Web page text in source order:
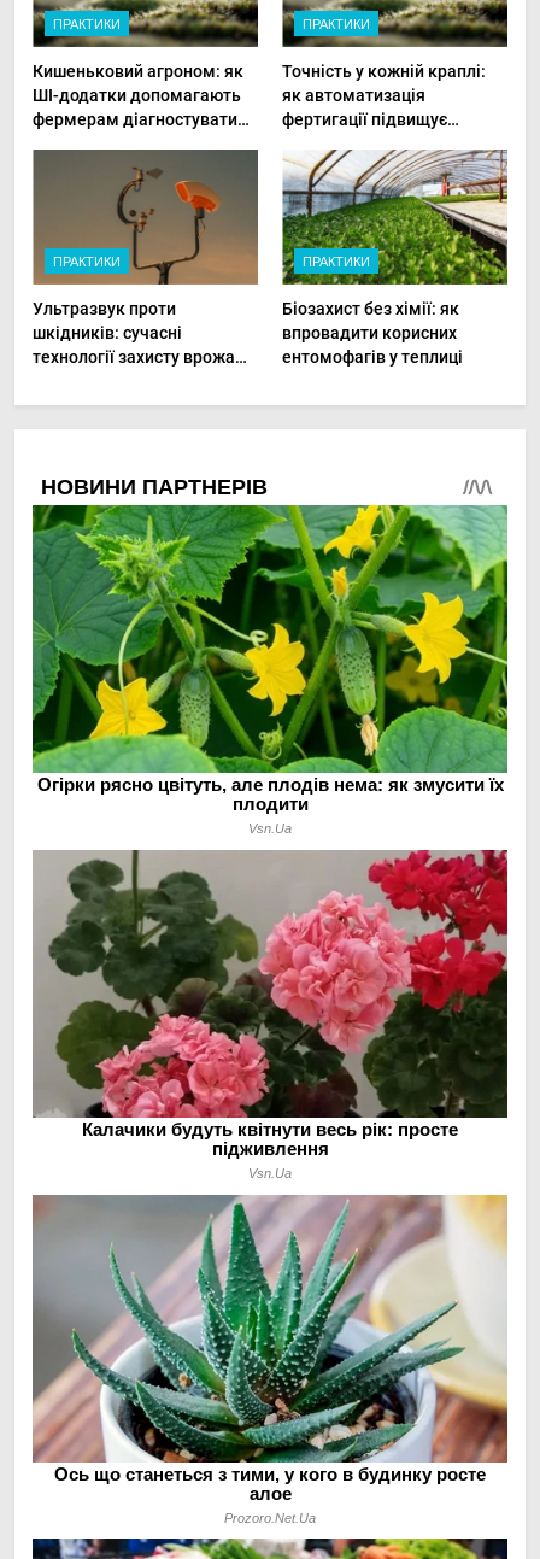
ПРАКТИКИ
Кишеньковий агроном: як
ШІ-додатки допомагають
фермерам діагностувати
ПРАКТИКИ
Точність у кожній краплі:
як автоматизація
фертигації підвищує
ПРАКТИКИ
Ультразвук проти
шкідників: сучасні
технології захисту врожаю
ПРАКТИКИ
Біозахист без хімії: як
впровадити корисних
ентомофагів у теплиці